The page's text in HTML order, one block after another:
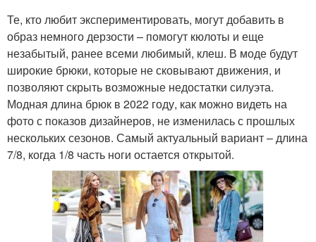
Те, кто любит экспериментировать, могут добавить в
образ немного дерзости – помогут кюлоты и еще
незабытый, ранее всеми любимый, клеш. В моде будут
широкие брюки, которые не сковывают движения, и
позволяют скрыть возможные недостатки силуэта.
Модная длина брюк в 2022 году, как можно видеть на
фото с показов дизайнеров, не изменилась с прошлых
нескольких сезонов. Самый актуальный вариант – длина
7/8, когда 1/8 часть ноги остается открытой.